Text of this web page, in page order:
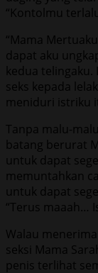
“Kontolmu
“Mama
dapat aku
kedua
seks kepada
meniduri istriku
Tanpa malu-
batang berurat
untuk dapat
memuntahkan
untuk dapat
“Terus maaah…
Walau
seksi Mama
penis terlihat